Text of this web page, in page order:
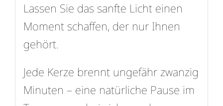
Lassen Sie das sanfte Licht einen
Moment schaffen, der nur Ihnen
gehört.
Jede Kerze brennt ungefähr zwanzig
Minuten – eine natürliche Pause im